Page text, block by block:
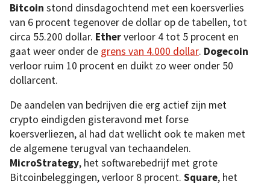
Bitcoin stond dinsdagochtend met een koersverlies
van 6 procent tegenover de dollar op de tabellen, tot
circa 55.200 dollar. Etherverloor 4 tot 5 procent en
gaat weer onder de grens van 4.000 dollar. Dogecoin
verloor ruim 10 procent en duikt zo weer onder 50
dollarcent.
De aandelen van bedrijven die erg actief zijn met
crypto eindigden gisteravond met forse
koersverliezen, al had dat wellicht ook te maken met
de algemene terugval van techaandelen.
MicroStrategy, het softwarebedrijf met grote
Bitcoinbeleggingen, verloor 8 procent. Square, het